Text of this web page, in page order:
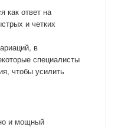
как ответ на
и четких
в
специалисты
чтобы усилить
и мощный